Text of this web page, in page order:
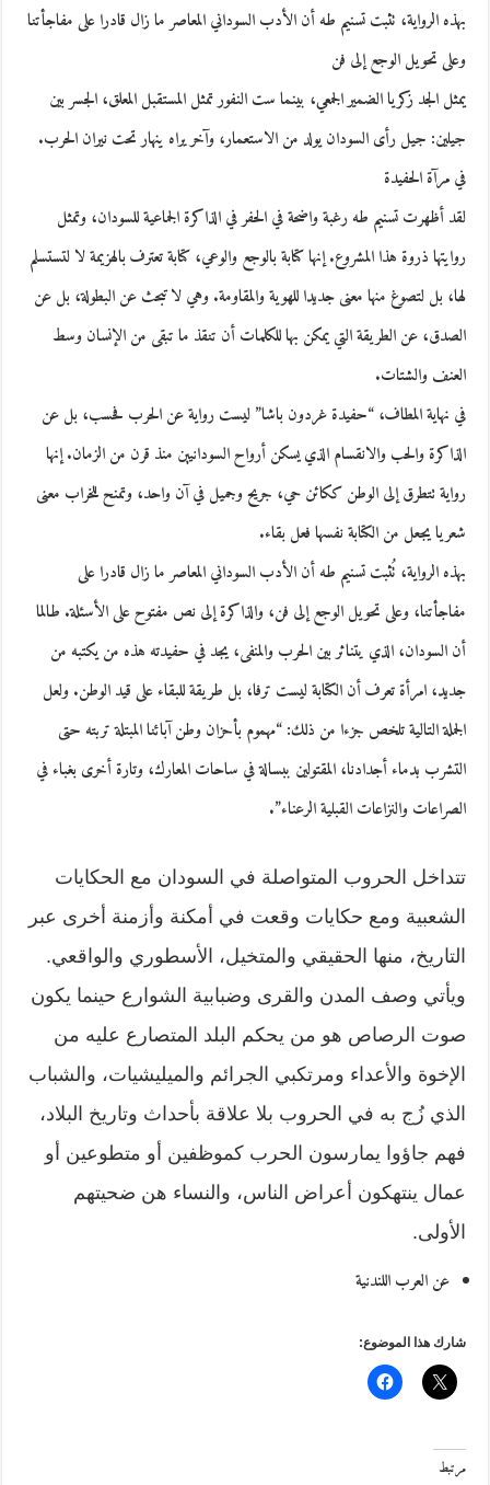
بهذه الرواية، تثبت تسنيم طه أن الأدب السوداني المعاصر ما زال قادرا على مفاجأتنا
وعلى تحويل الوجع إلى فن
يمثل الجد زكريا الضمير الجمعي، بينما ست النفور تمثل المستقبل المعلق، الجسر بين
جيلين: جيل رأى السودان يولد من الاستعمار، وآخر يراه ينهار تحت نيران الحرب.
في مرآة الحفيدة
لقد أظهرت تسنيم طه رغبة واضحة في الحفر في الذاكرة الجماعية للسودان، وتمثل
روايتها ذروة هذا المشروع. إنها كتابة بالوجع والوعي، كتابة تعترف بالهزيمة لا لتستسلم
لها، بل لتصوغ منها معنى جديدا للهوية والمقاومة. وهي لا تبحث عن البطولة، بل عن
الصدق، عن الطريقة التي يمكن بها للكلمات أن تنقذ ما تبقى من الإنسان وسط
العنف والشتات.
في نهاية المطاف، “حفيدة غردون باشا” ليست رواية عن الحرب فحسب، بل عن
الذاكرة والحب والانقسام الذي يسكن أرواح السودانيين منذ قرن من الزمان. إنها
رواية تتطرق إلى الوطن ككائن حي، جريح وجميل في آن واحد، وتمنح للخراب معنى
شعريا يجعل من الكتابة نفسها فعل بقاء.
بهذه الرواية، تُثبت تسنيم طه أن الأدب السوداني المعاصر ما زال قادرا على
مفاجأتنا، وعلى تحويل الوجع إلى فن، والذاكرة إلى نص مفتوح على الأسئلة. طالما
أن السودان، الذي يتناثر بين الحرب والمنفى، يجد في حفيدته هذه من يكتبه من
جديد، امرأة تعرف أن الكتابة ليست ترفا، بل طريقة للبقاء على قيد الوطن. ولعل
الجملة التالية تلخص جزءا من ذلك: “مهموم بأحزان وطن آبائنا المبتلة تربته حتى
التشرب بدماء أجدادنا، المقتولين ببسالة في ساحات المعارك، وتارة أخرى بغباء في
الصراعات والنزاعات القبلية الرعناء”.
تتداخل الحروب المتواصلة في السودان مع الحكايات
الشعبية ومع حكايات وقعت في أمكنة وأزمنة أخرى عبر
التاريخ، منها الحقيقي والمتخيل، الأسطوري والواقعي.
ويأتي وصف المدن والقرى وضبابية الشوارع حينما يكون
صوت الرصاص هو من يحكم البلد المتصارع عليه من
الإخوة والأعداء ومرتكبي الجرائم والميليشيات، والشباب
الذي زُج به في الحروب بلا علاقة بأحداث وتاريخ البلاد،
فهم جاؤوا يمارسون الحرب كموظفين أو متطوعين أو
عمال ينتهكون أعراض الناس، والنساء هن ضحيتهم
الأولى.
عن العرب اللندنية
شارك هذا الموضوع:
مرتبط